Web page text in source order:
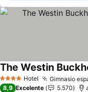
4 EstrellasHotel Gimnasio
8,9 Excelente 5.570